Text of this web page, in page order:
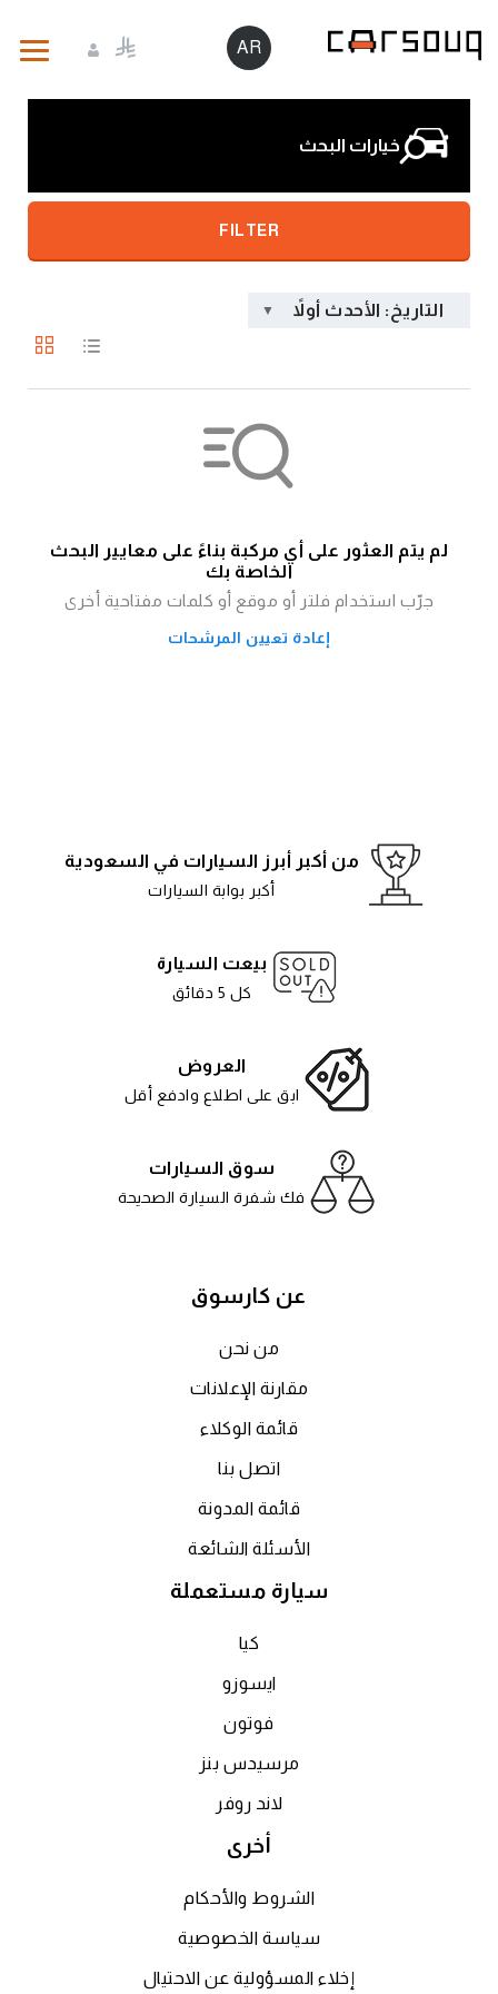
AR
خيارات البحث
FILTER
التاريخ: الأحدث أولاً
لم يتم العثور على أي مركبة بناءً على معايير البحث
الخاصة بك
جرّب استخدام فلتر أو موقع أو كلمات مفتاحية أخرى
إعادة تعيين المرشحات
من أكبر أبرز السيارات في السعودية
أكبر بوابة السيارات
بيعت السيارة
كل 5 دقائق
العروض
ابق على اطلاع وادفع أقل
سوق السيارات
فك شفرة السيارة الصحيحة
عن كارسوق
من نحن
مقارنة الإعلانات
قائمة الوكلاء
اتصل بنا
قائمة المدونة
الأسئلة الشائعة
سيارة مستعملة
كيا
ايسوزو
فوتون
مرسيدس بنز
لاند روفر
أخرى
الشروط والأحكام
سياسة الخصوصية
إخلاء المسؤولية عن الاحتيال